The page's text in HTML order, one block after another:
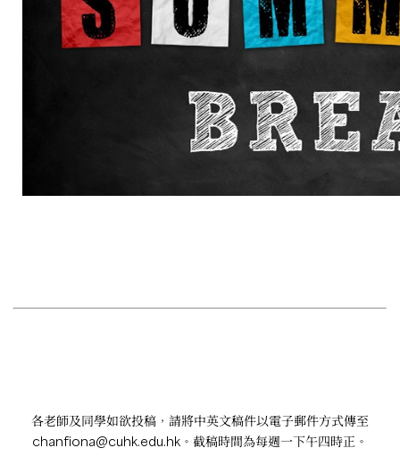
各老師及同學如欲投稿，請將中英文稿件以電子郵件方式傳至
chanfiona@cuhk.edu.hk 。截稿時間為每週一下午四時正。